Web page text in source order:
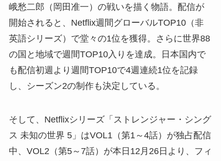
峨愁二郎（岡田准一）の戦いを描く物語。配信が
開始されると、Netflix週間グローバルTOP10（非
英語シリーズ）で堂々の1位を獲得。さらに世界88
の国と地域で週間TOP10入りを達成。日本国内で
も配信初週より週間TOP10で4週連続1位を記録
し、シーズン2の制作も決定している。
そして、Netflixシリーズ「ストレンジャー・シング
ス 未知の世界 5」はVOL1（第1～4話）が独占配信
中、VOL2（第5～7話）が本日12月26日より、フィ